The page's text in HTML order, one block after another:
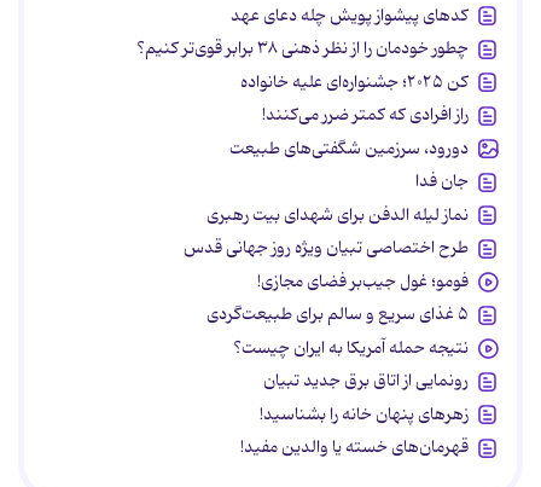
کدهای پیشواز پویش چله دعای عهد
چطور خودمان را از نظر ذهنی ۳۸ برابر قوی‌تر کنیم؟
کن ۲۰۲۵؛ جشنواره‌ای علیه خانواده
راز افرادی که کمتر ضرر می‌کنند!
دورود، سرزمین شگفتی‌های طبیعت
جان فدا
نماز لیله الدفن برای شهدای بیت رهبری
طرح اختصاصی تبیان ویژه روز جهانی قدس
فومو؛ غول جیب‌بر فضای مجازی!
۵ غذای سریع و سالم برای طبیعت‌گردی
نتیجه حمله آمریکا به ایران چیست؟
رونمایی از اتاق برق جدید تبیان
زهرهای پنهان خانه را بشناسید!
قهرمان‌های خسته یا والدین مفید!